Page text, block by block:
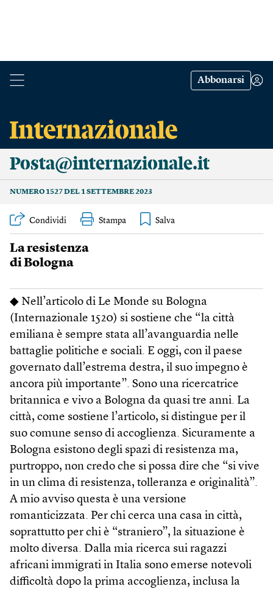
Abbonarsi
Posta@internazionale.it
NUMERO 1527 DEL 1 SETTEMBRE 2023
Condividi Stampa
La resistenza
di Bologna
◆ Nell’articolo di Le Monde su Bologna
(Internazionale 1520) si sostiene che “la città
emiliana è sempre stata all’avanguardia nelle
battaglie politiche e sociali. E oggi, con il paese
governato dall’estrema destra, il suo impegno è
ancora più importante”. Sono una ricercatrice
britannica e vivo a Bologna da quasi tre anni. La
città, come sostiene l’articolo, si distingue per il
suo comune senso di accoglienza. Sicuramente a
Bologna esistono degli spazi di resistenza ma,
purtroppo, non credo che si possa dire che “si vive
in un clima di resistenza, tolleranza e originalità”.
A mio avviso questa è una versione
romanticizzata. Per chi cerca una casa in città,
soprattutto per chi è “straniero”, la situazione è
molto diversa. Dalla mia ricerca sui ragazzi
africani immigrati in Italia sono emerse notevoli
difficoltà dopo la prima accoglienza, inclusa la